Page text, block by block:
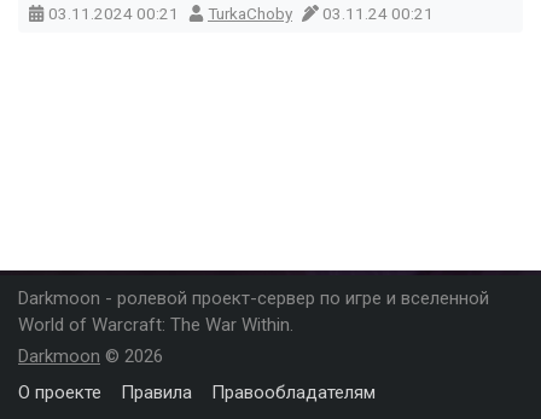
03.11.2024 00:21 TurkaChoby 03.11.24 00:21
Darkmoon - ролевой проект-сервер по игре и вселенной
World of Warcraft: The War Within.
Darkmoon © 2026
О проекте
Правила Правообладателям